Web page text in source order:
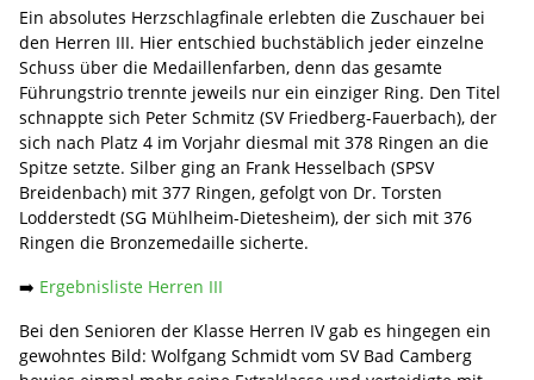
Ein absolutes Herzschlagfinale erlebten die Zuschauer bei
den Herren III. Hier entschied buchstäblich jeder einzelne
Schuss über die Medaillenfarben, denn das gesamte
Führungstrio trennte jeweils nur ein einziger Ring. Den Titel
schnappte sich Peter Schmitz (SV Friedberg-Fauerbach), der
sich nach Platz 4 im Vorjahr diesmal mit 378 Ringen an die
Spitze setzte. Silber ging an Frank Hesselbach (SPSV
Breidenbach) mit 377 Ringen, gefolgt von Dr. Torsten
Lodderstedt (SG Mühlheim-Dietesheim), der sich mit 376
Ringen die Bronzemedaille sicherte.
➡️ Ergebnisliste Herren III
Bei den Senioren der Klasse Herren IV gab es hingegen ein
gewohntes Bild: Wolfgang Schmidt vom SV Bad Camberg